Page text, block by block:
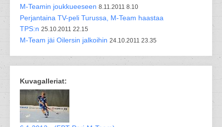
M-Teamin joukkueeseen 8.11.2011 8.10
Perjantaina TV-peli Turussa, M-Team haastaa
TPS:n 25.10.2011 22.15
M-Team jäi Oilersin jalkoihin 24.10.2011 23.35
Kuvagalleriat: